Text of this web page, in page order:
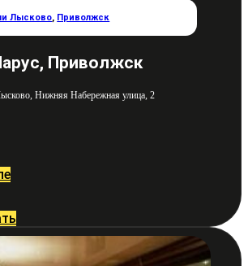
Лысково, Приволжск
Приволжск
Нижняя Набережная улица, 2